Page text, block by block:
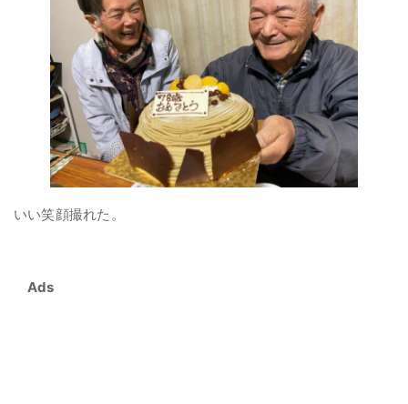
いい笑顔撮れた。
Ads